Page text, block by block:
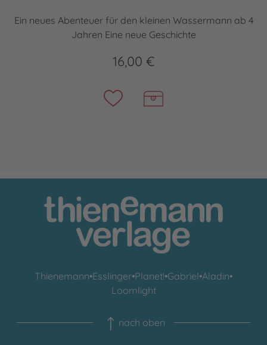
Ein neues Abenteuer für den kleinen Wassermann ab 4
Jahren Eine neue Geschichte
16,00 €
Thienemann•Esslinger•Planet!•Gabriel•Aladin•
Loomlight
nach oben